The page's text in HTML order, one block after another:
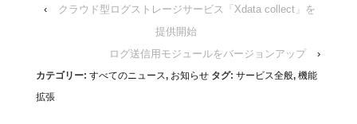
‹
クラウド型ログストレージサービス「Xdata collect」を
提供開始
ログ送信用モジュールをバージョンアップ
›
カテゴリー: すべてのニュース, お知らせタグ: サービス全般, 機能
拡張